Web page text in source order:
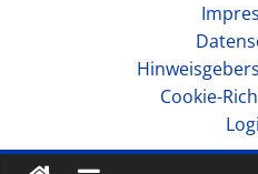
Cookie-